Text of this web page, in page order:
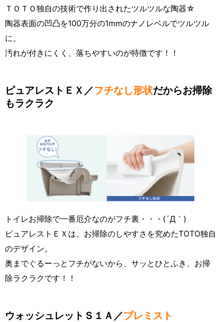
ＴＯＴＯ独自の技術で作り出されたツルツルな陶器☆
陶器表面の凹凸を100万分の1mmのナノレベルでツルツル
に。
汚れが付きにくく、落ちやすいのが特徴です！！
ピュアレストＥＸ／フチなし形状だからお掃除
もラクラク
トイレお掃除で一番厄介なのがフチ裏・・・(´Д｀)
ピュアレストＥＸは、お掃除のしやすさを究めたTOTO独自
のデザイン。
奥までぐるーっとフチがないから、サッとひとふき、お掃
除ラクラクです！！
ウォッシュレットＳ１Ａ／プレミスト